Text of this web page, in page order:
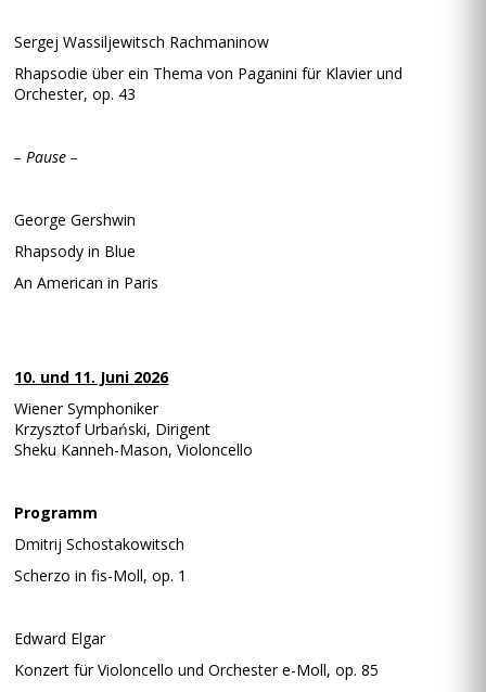
Sergej Wassiljewitsch Rachmaninow
Rhapsodie über ein Thema von Paganini für Klavier und
Orchester, op. 43
– Pause –
George Gershwin
Rhapsody in Blue
An American in Paris
10. und 11. Juni 2026
Wiener Symphoniker
Krzysztof Urbański, Dirigent
Sheku Kanneh-Mason, Violoncello
Programm
Dmitrij Schostakowitsch
Scherzo in fis-Moll, op. 1
Edward Elgar
Konzert für Violoncello und Orchester e-Moll, op. 85